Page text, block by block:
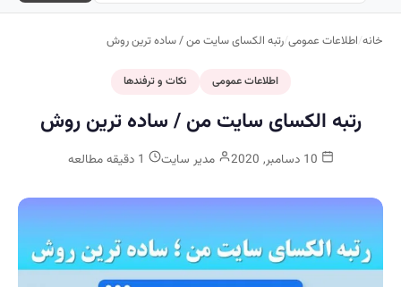
خانه/اطلاعات عمومی/رتبه الکسای سایت من / ساده ترین روش
اطلاعات عمومی نکات و ترفندها
رتبه الکسای سایت من / ساده ترین روش
مدیر سایت